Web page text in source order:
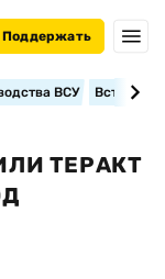
Поддержать
ВСУ
ТЕРАКТ